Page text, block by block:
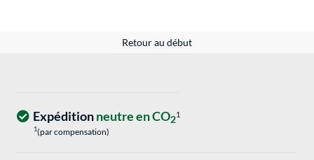
Retour au début
Expéditionneutre en CO21
1(par compensation)